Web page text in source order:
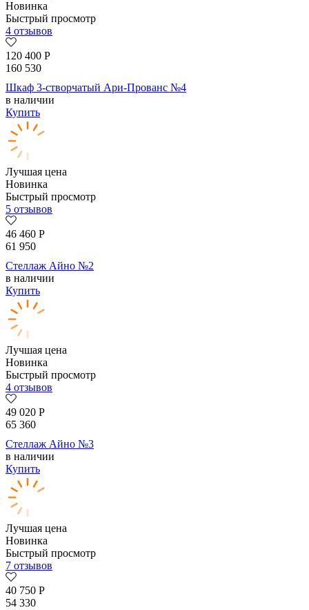
Новинка
Быстрый просмотр
4 отзывов
120 400 Р
160 530
Шкаф 3-створчатый Ари-Прованс №4
в наличии
Купить
Лучшая цена
Новинка
Быстрый просмотр
5 отзывов
46 460 Р
61 950
Стеллаж Айно №2
в наличии
Купить
Лучшая цена
Новинка
Быстрый просмотр
4 отзывов
49 020 Р
65 360
Стеллаж Айно №3
в наличии
Купить
Лучшая цена
Новинка
Быстрый просмотр
7 отзывов
40 750 Р
54 330